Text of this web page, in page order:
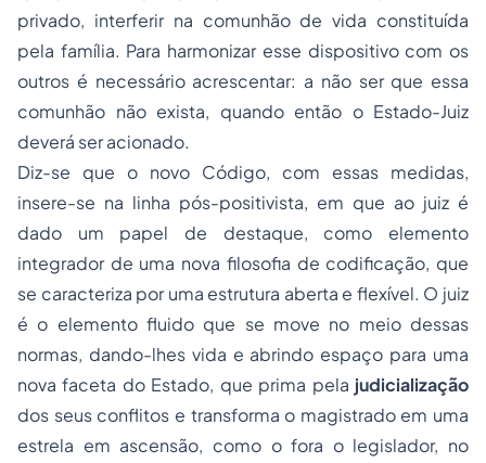
privado, interferir na comunhão de vida constituída
pela família. Para harmonizar esse dispositivo com os
outros é necessário acrescentar: a não ser que essa
comunhão não exista, quando então o Estado-Juiz
deverá ser acionado.
Diz-se que o novo Código, com essas medidas,
insere-se na linha pós-positivista, em que ao juiz é
dado um papel de destaque, como elemento
integrador de uma nova filosofia de codificação, que
se caracteriza por uma estrutura aberta e flexível. O juiz
é o elemento fluido que se move no meio dessas
normas, dando-lhes vida e abrindo espaço para uma
nova faceta do Estado, que prima pela judicialização
dos seus conflitos e transforma o magistrado em uma
estrela em ascensão, como o fora o legislador, no